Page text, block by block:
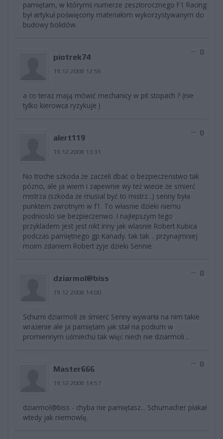
pamiętam, w którymś numerze zeszłorocznego F1 Racing
był artykuł poświęcony materiałom wykorzystywanym do
budowy bolidów.
piotrek74
19.12.2008 12:56
0
a co teraz mają mówić mechanicy w pit stopach ? (nie
tylko kierowca ryzykuje )
alert119
19.12.2008 13:31
0
No troche szkoda że zaczeli dbać o bezpieczeństwo tak
pózno, ale ja wiem i zapewnie wy też wiecie że smierć
mistrza (szkoda że musial być to mistrz...) senny była
punktem zwrotnym w f1. To własnie dzieki niemu
podnioslo sie bezpieczenwo. I najlepszym tego
przykladem jest jest nikt inny jak wlasnie Robert Kubica
podczas pamiętnego gp Kanady. tak tak .. przynajmniej
moim zdaniem Robert żyje dzieki Sennie
dziarmol@biss
19.12.2008 14:00
0
Schumi dziarmoli że śmierć Senny wywarła na nim takie
wrażenie ale ja pamiętam jak stał na podium w
promiennym uśmiechu tak więc niech nie dziarmoli ..
Master666
19.12.2008 14:57
0
dziarmol@biss - chyba nie pamiętasz... Schumacher płakał
wtedy jak niemowlę.